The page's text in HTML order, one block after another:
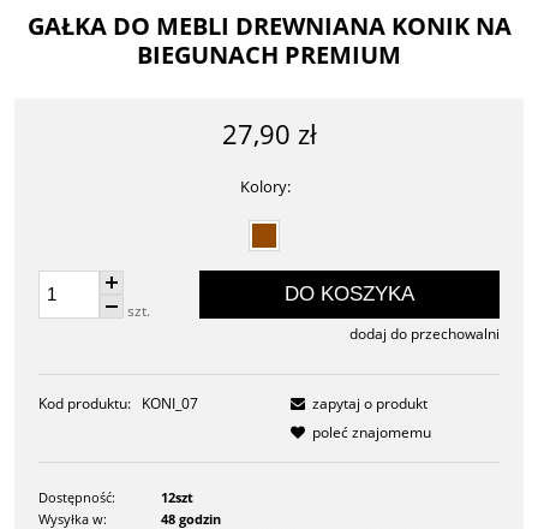
GAŁKA DO MEBLI DREWNIANA KONIK NA
BIEGUNACH PREMIUM
27,90 zł
Kolory:
szt.
DO KOSZYKA
dodaj do przechowalni
Kod produktu: KONI_07
zapytaj o produkt
poleć znajomemu
Dostępność:
12szt
Wysyłka w:
48 godzin